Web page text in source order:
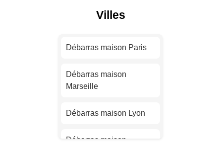
Villes
Débarras maison Paris
Débarras maison
Marseille
Débarras maison Lyon
Débarras maison